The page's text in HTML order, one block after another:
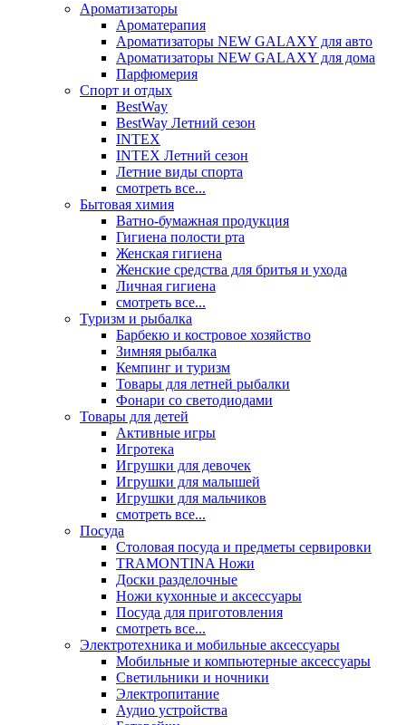
Ароматизаторы
Ароматерапия
Ароматизаторы NEW GALAXY для авто
Ароматизаторы NEW GALAXY для дома
Парфюмерия
Спорт и отдых
BestWay
BestWay Летний сезон
INTEX
INTEX Летний сезон
Летние виды спорта
смотреть все...
Бытовая химия
Ватно-бумажная продукция
Гигиена полости рта
Женская гигиена
Женские средства для бритья и ухода
Личная гигиена
смотреть все...
Туризм и рыбалка
Барбекю и костровое хозяйство
Зимняя рыбалка
Кемпинг и туризм
Товары для летней рыбалки
Фонари со светодиодами
Товары для детей
Активные игры
Игротека
Игрушки для девочек
Игрушки для малышей
Игрушки для мальчиков
смотреть все...
Посуда
Столовая посуда и предметы сервировки
TRAMONTINA Ножи
Доски разделочные
Ножи кухонные и аксессуары
Посуда для приготовления
смотреть все...
Электротехника и мобильные аксессуары
Мобильные и компьютерные аксессуары
Светильники и ночники
Электропитание
Аудио устройства